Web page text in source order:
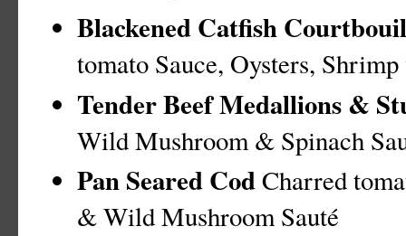
Blackened Catfish
tomato Sauce, Oysters,
Tender Beef Medallions &
Wild Mushroom & Spinach
Pan Seared CodCharred
& Wild Mushroom Sauté